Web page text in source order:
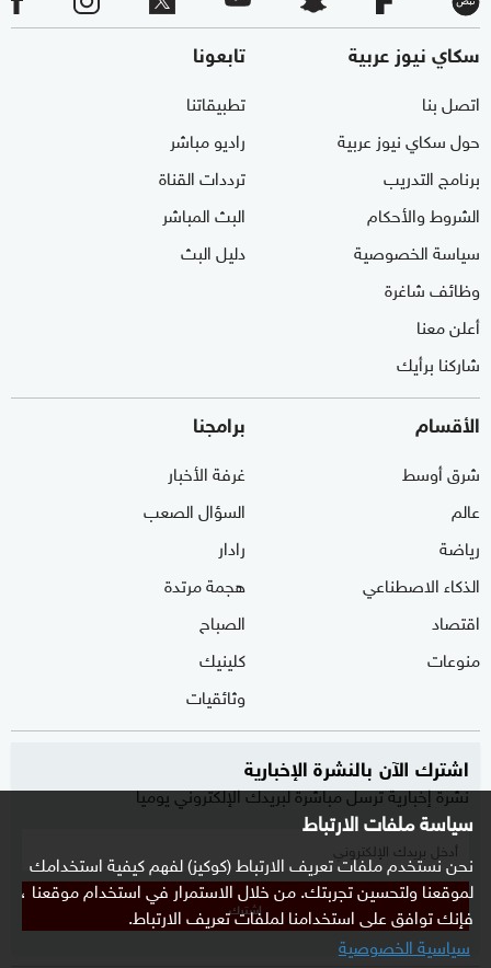
سياسة ملفات الارتباط
نحن نستخدم ملفات تعريف الارتباط (كوكيز) لفهم كيفية استخدامك
لموقعنا ولتحسين تجربتك. من خلال الاستمرار في استخدام موقعنا ،
فإنك توافق على استخدامنا لملفات تعريف الارتباط.
سياسية الخصوصية
سكاي نيوز عربية
اتصل بنا
حول سكاي نيوز عربية
برنامج التدريب
الشروط والأحكام
سياسة الخصوصية
وظائف شاغرة
أعلن معنا
شاركنا برأيك
تابعونا
تطبيقاتنا
راديو مباشر
ترددات القناة
البث المباشر
دليل البث
الأقسام
شرق أوسط
عالم
رياضة
الذكاء الاصطناعي
اقتصاد
منوعات
برامجنا
غرفة الأخبار
السؤال الصعب
رادار
هجمة مرتدة
الصباح
كلينيك
وثائقيات
اشترك الآن بالنشرة الإخبارية
نشرة إخبارية ترسل مباشرة لبريدك الإلكتروني يوميا
إشترك